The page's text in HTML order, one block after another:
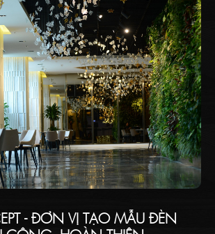
- ĐƠN VỊ TẠO MẪU ĐÈN